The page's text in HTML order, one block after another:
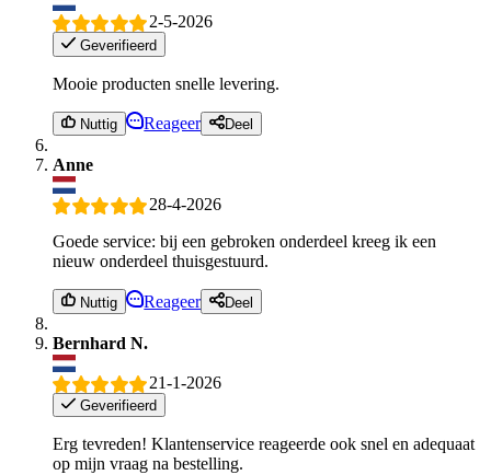
2-5-2026
Geverifieerd
Mooie producten snelle levering.
Nuttig Reageer Deel
Anne
28-4-2026
Goede service: bij een gebroken onderdeel kreeg ik een
nieuw onderdeel thuisgestuurd.
Nuttig Reageer Deel
Bernhard N.
21-1-2026
Geverifieerd
Erg tevreden! Klantenservice reageerde ook snel en adequaat
op mijn vraag na bestelling.